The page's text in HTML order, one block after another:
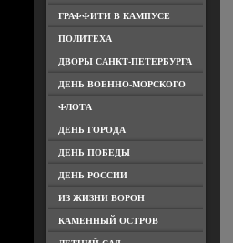
ГРАФФИТИ В КАМПУСЕ
ПОЛИТЕХА
ДВОРЫ САНКТ-ПЕТЕРБУРГА
ДЕНЬ ВОЕННО-МОРСКОГО
ФЛОТА
ДЕНЬ ГОРОДА
ДЕНЬ ПОБЕДЫ
ДЕНЬ РОССИИ
ИЗ ЖИЗНИ ВОРОН
КАМЕННЫЙ ОСТРОВ